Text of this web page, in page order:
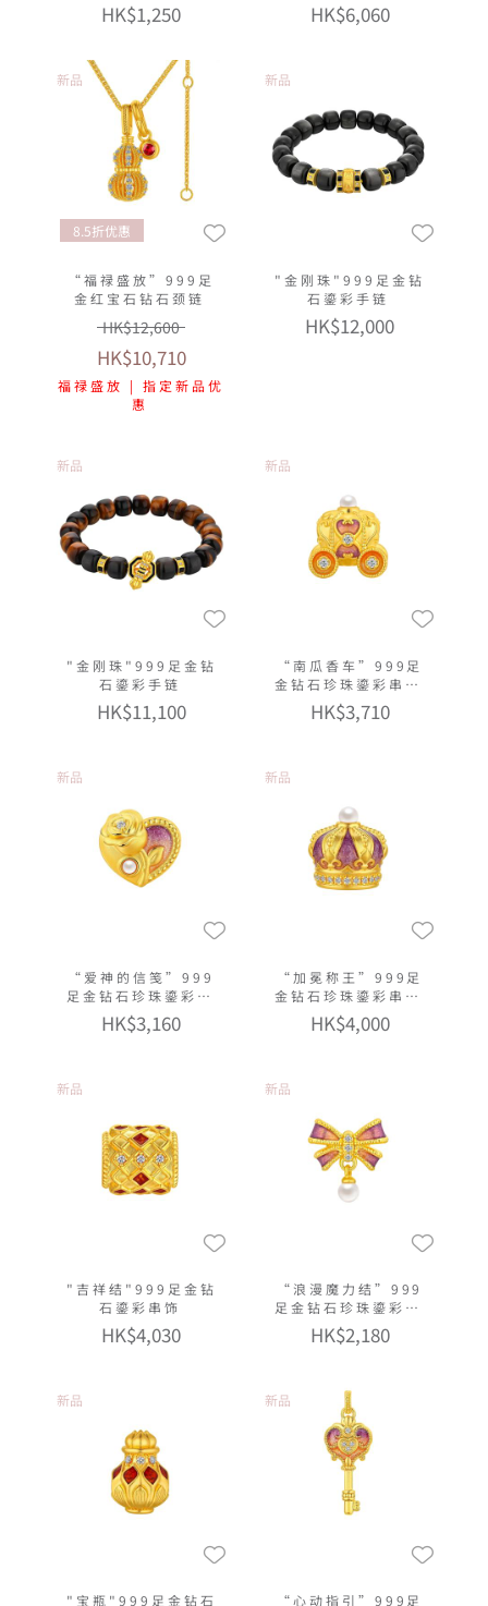
HK$1,250 HK$6,060
新品
8.5折优惠
“福禄盛放”999足
金红宝石钻石颈链
HK$12,600
HK$10,710
福禄盛放 | 指定新品优
惠
新品
"金刚珠"999足金钻
石鎏彩手链
HK$12,000
新品
"金刚珠"999足金钻
石鎏彩手链
HK$11,100
新品
“南瓜香车”999足
金钻石珍珠鎏彩串饰
连手绳
HK$3,710
新品
“爱神的信笺”999
足金钻石珍珠鎏彩串
饰连手绳
HK$3,160
新品
“加冕称王”999足
金钻石珍珠鎏彩串饰
连手绳
HK$4,000
新品
"吉祥结"999足金钻
石鎏彩串饰
HK$4,030
新品
“浪漫魔力结”999
足金钻石珍珠鎏彩串
饰连手绳
HK$2,180
新品
"宝瓶"999足金钻石
新品
“心动指引”999足